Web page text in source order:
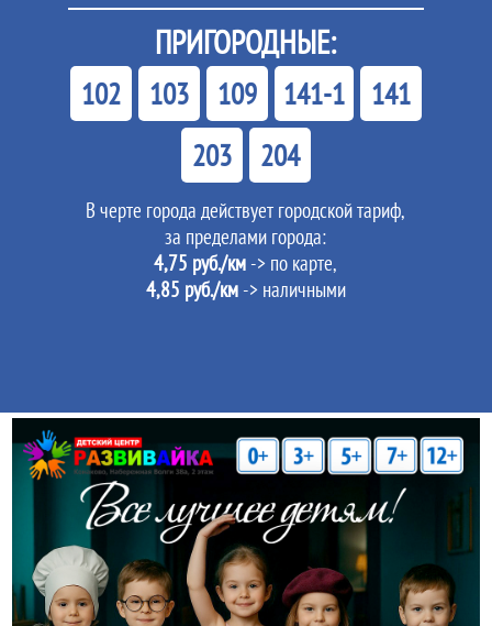
ПРИГОРОДНЫЕ:
102 103 109 141-1
141
203
204
В черте города действует городской тариф,
за пределами города:
4,75 руб./км -> по карте,
4,85 руб./км-> наличными